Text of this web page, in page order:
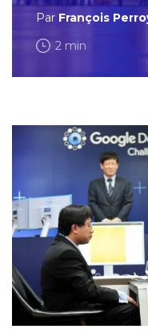
Par François
2 min